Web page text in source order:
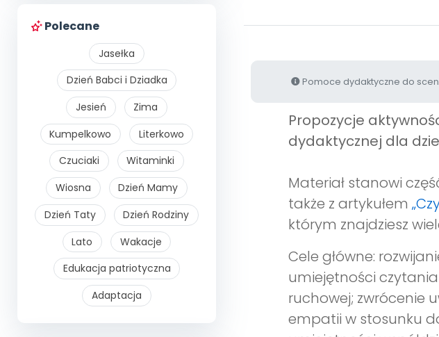
Polecane
Jasełka
Dzień Babci i Dziadka
Jesień
Zima
Kumpelkowo
Literkowo
Czuciaki
Witaminki
Wiosna
Dzień Mamy
Dzień Taty
Dzień Rodziny
Lato
Wakacje
Edukacja patriotyczna
Adaptacja
Pomoce dydaktyczne do
Propozycje
dydaktycznej dla
Materiał stanowi
także z artykułem
którym znajdziesz
Cele główne:
umiejętności
ruchowej; zwrócenie
empatii w stosunku